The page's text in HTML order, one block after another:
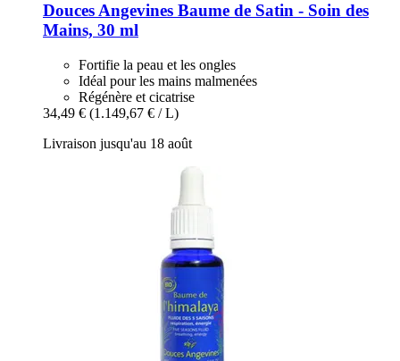
Douces Angevines Baume de Satin -​ Soin des
Mains, 30 ml
Fortifie la peau et les ongles
Idéal pour les mains malmenées
Régénère et cicatrise
34,49 € (1.149,67 € / L)
Livraison jusqu'au 18 août